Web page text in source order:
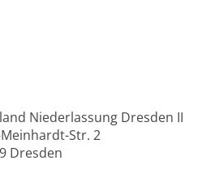
Niederlassung Dresden II
Str. 2
Dresden